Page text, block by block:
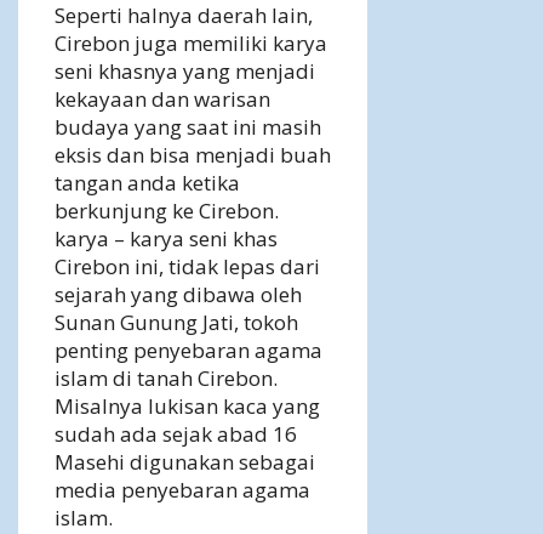
Seperti halnya daerah lain,
Cirebon juga memiliki karya
seni khasnya yang menjadi
kekayaan dan warisan
budaya yang saat ini masih
eksis dan bisa menjadi buah
tangan anda ketika
berkunjung ke Cirebon.
karya – karya seni khas
Cirebon ini, tidak lepas dari
sejarah yang dibawa oleh
Sunan Gunung Jati, tokoh
penting penyebaran agama
islam di tanah Cirebon.
Misalnya lukisan kaca yang
sudah ada sejak abad 16
Masehi digunakan sebagai
media penyebaran agama
islam.